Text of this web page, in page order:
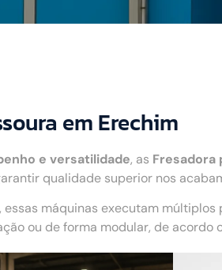
em Erechim
e versatilidade, as Fresadora
qualidade superior nos
, essas máquinas executam
ou de forma modular, de acordo